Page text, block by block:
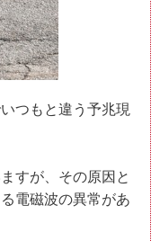
つもと違う予兆現
すが、その原因と
電磁波の異常があ